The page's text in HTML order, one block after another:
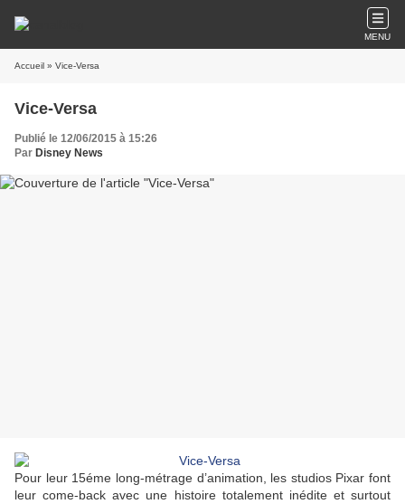
MENU
Accueil » Vice-Versa
Vice-Versa
Publié le 12/06/2015 à 15:26
Par Disney News
Pour leur 15éme long-métrage d’animation, les studios Pixar font
leur come-back avec une histoire totalement inédite et surtout